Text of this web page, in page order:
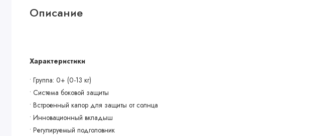
Описание
Характеристики
• Группа: 0+ (0-13 кг)
• Система боковой защиты
• Встроенный капор для защиты от солнца
• Инновационный вкладыш
• Регулируемый подголовник